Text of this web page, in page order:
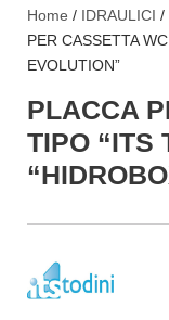
Home / IDRAULICI /
PER CASSETTA
EVOLUTION”
PLACCA
TIPO “ITS